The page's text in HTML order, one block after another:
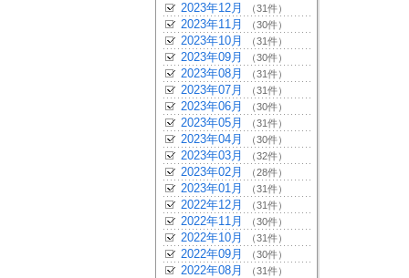
2023年12月 （31件）
2023年11月 （30件）
2023年10月 （31件）
2023年09月 （30件）
2023年08月 （31件）
2023年07月 （31件）
2023年06月 （30件）
2023年05月 （31件）
2023年04月 （30件）
2023年03月 （32件）
2023年02月 （28件）
2023年01月 （31件）
2022年12月 （31件）
2022年11月 （30件）
2022年10月 （31件）
2022年09月 （30件）
2022年08月 （31件）